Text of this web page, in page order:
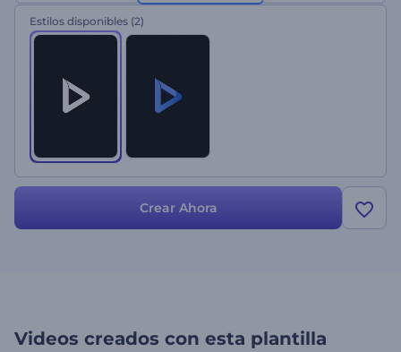
tu marca. Toma un minuto para cargar tu logo, escribir el nombre
de tu marca y el eslogan para obtener una animación de logo en
presentaciones con un estilo cyberpunk, y muchas opciones más.
¡Pruébalo ahora!
Estilos disponibles (2)
Crear Ahora
Videos creados con esta plantilla